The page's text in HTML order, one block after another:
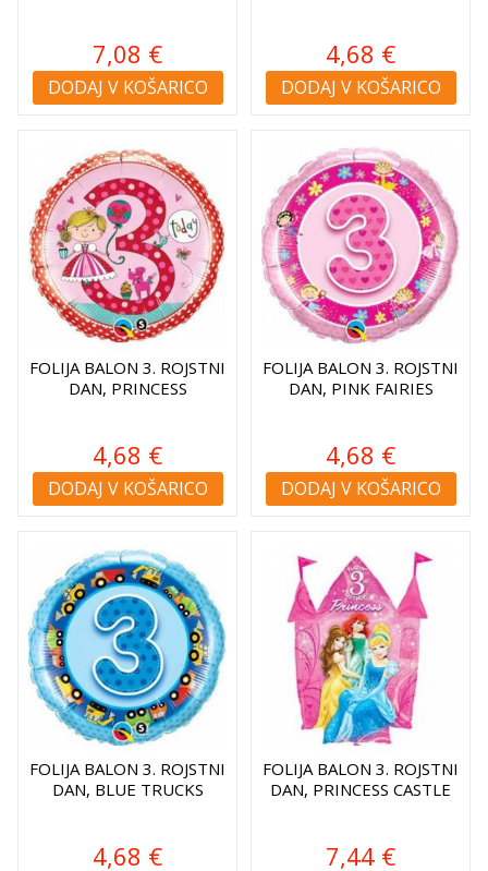
7,08 €
DODAJ V KOŠARICO
4,68 €
DODAJ V KOŠARICO
FOLIJA BALON 3. ROJSTNI
DAN, PRINCESS
4,68 €
DODAJ V KOŠARICO
FOLIJA BALON 3. ROJSTNI
DAN, PINK FAIRIES
4,68 €
DODAJ V KOŠARICO
FOLIJA BALON 3. ROJSTNI
DAN, BLUE TRUCKS
4,68 €
FOLIJA BALON 3. ROJSTNI
DAN, PRINCESS CASTLE
7,44 €